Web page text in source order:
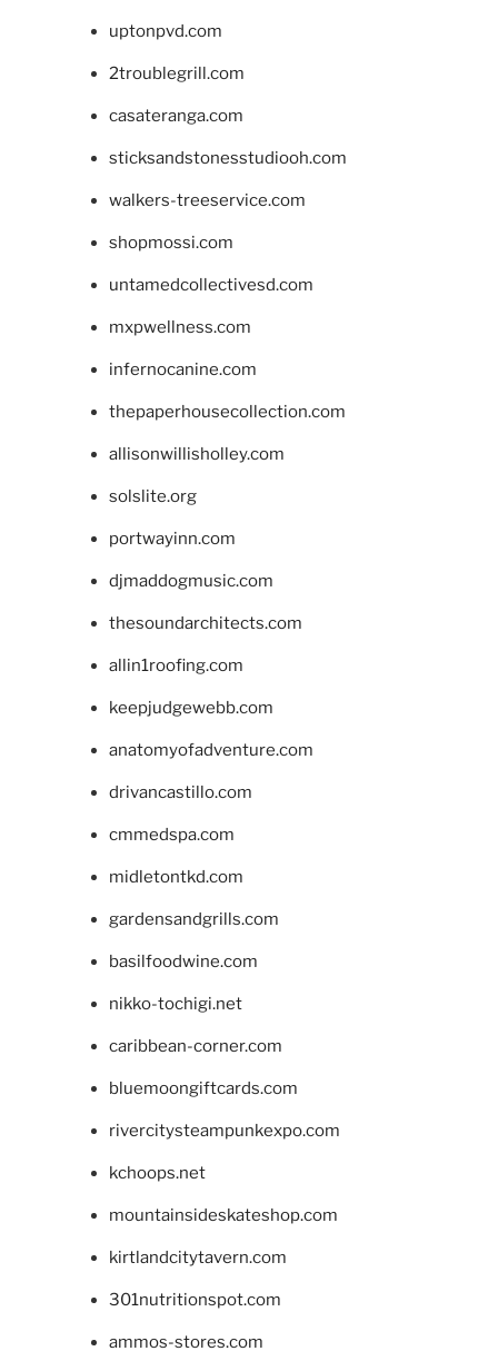
uptonpvd.com
2troublegrill.com
casateranga.com
sticksandstonesstudiooh.com
walkers-treeservice.com
shopmossi.com
untamedcollectivesd.com
mxpwellness.com
infernocanine.com
thepaperhousecollection.com
allisonwillisholley.com
solslite.org
portwayinn.com
djmaddogmusic.com
thesoundarchitects.com
allin1roofing.com
keepjudgewebb.com
anatomyofadventure.com
drivancastillo.com
cmmedspa.com
midletontkd.com
gardensandgrills.com
basilfoodwine.com
nikko-tochigi.net
caribbean-corner.com
bluemoongiftcards.com
rivercitysteampunkexpo.com
kchoops.net
mountainsideskateshop.com
kirtlandcitytavern.com
301nutritionspot.com
ammos-stores.com